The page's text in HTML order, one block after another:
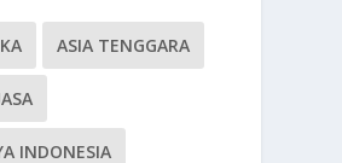
ASIA TENGGARA
INDONESIA